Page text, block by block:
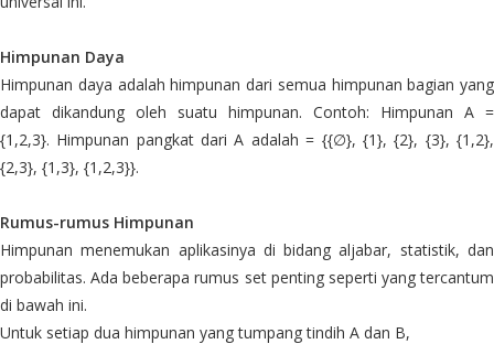
Himpunan Daya
Himpunan daya adalah himpunan dari semua himpunan bagian yang
dapat dikandung oleh suatu himpunan. Contoh: Himpunan A =
{1,2,3}. Himpunan pangkat dari A adalah = {{∅}, {1}, {2}, {3}, {1,2},
{2,3}, {1,3}, {1,2,3}}.
Rumus-rumus Himpunan
Himpunan menemukan aplikasinya di bidang aljabar, statistik, dan
probabilitas. Ada beberapa rumus set penting seperti yang tercantum
di bawah ini.
Untuk setiap dua himpunan yang tumpang tindih A dan B,